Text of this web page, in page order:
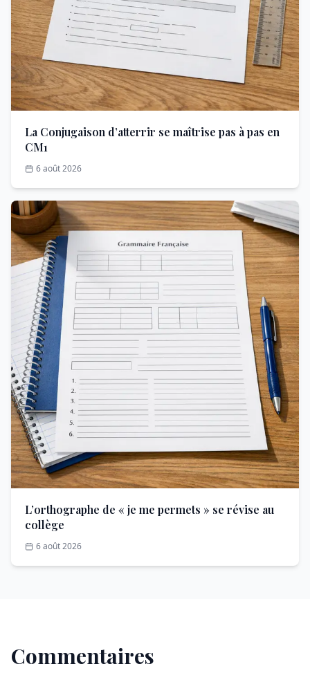
La Conjugaison d’atterrir se maîtrise pas à pas en
CM1
6 août 2026
L’orthographe de « je me permets » se révise au
collège
6 août 2026
Commentaires